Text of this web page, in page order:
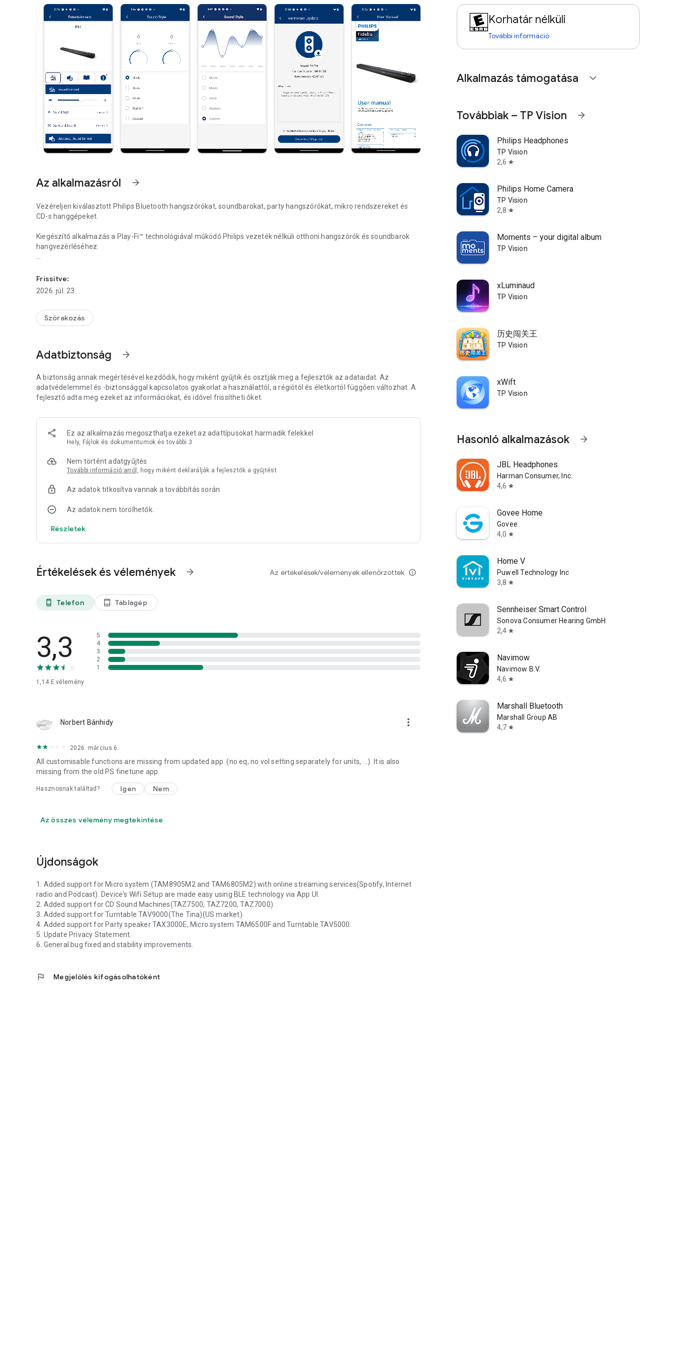
Az alkalmazásról arrow_forward
Vezéreljen kiválasztott Philips Bluetooth hangszórókat, soundbarokat, party hangszórókat, mikro rendszereket és
CD-s hanggépeket.
Kiegészítő alkalmazás a Play-Fi™ technológiával működő Philips vezeték nélküli otthoni hangszórók és soundbarok
hangvezérléséhez.
Támogatott termékek:
TAM6500 (不包含TAM6500F), TAV2500F, TAV2500C támogatás, The Stevie (átnevezve TAV3000), TAB5201,
S1000, S5000E, FT1, FA3, TAV9000D, TAV9000F, TAM4555 támogatás
X5000/X5000E, X2000, S7000/7000E, TAB6200, X4000, TAM4205M2/4505M2, TAV3000, S2000, TAB8200
TAM3505M2, TAM3205M2
TAB6309, TAB5309, TAB5109
TAB8507, TAB8907
TAFB1, TAFS1, TAFW1
TAW6505, TAW6205
TAB8205, TAB8405, TAB8505, TAB8805, TAB8905
B95, B97
Frissítve:
2026. júl. 23.
Szórakozás
Adatbiztonság arrow_forward
A biztonság annak megértésével kezdődik, hogy miként gyűjtik és osztják meg a fejlesztők az adataidat. Az
adatvédelemmel és -biztonsággal kapcsolatos gyakorlat a használattól, a régiótól és életkortól függően változhat. A
fejlesztő adta meg ezeket az információkat, és idővel frissítheti őket.
Ez az alkalmazás megoszthatja ezeket az adattípusokat harmadik felekkel
Hely, Fájlok és dokumentumok és további 3
Nem történt adatgyűjtés
További információ arról, hogy miként deklarálják a fejlesztők a gyűjtést
Az adatok titkosítva vannak a továbbítás során
Az adatok nem törölhetők.
Részletek
Értékelések és vélemények arrow_forward Az értékelések/vélemények ellenőrzöttek info_outline
phone_android Telefon tablet_android Táblagép
3,3
1,14 Evélemény
5
4
3
2
1
Norbert Bánhidy more_vert
2026. március 6.
All customisable functions are missing from updated app. (no eq, no vol setting separately for units, ...). It is also
missing from the old PS finetune app.
Hasznosnak találtad? Igen Nem
Az összes vélemény megtekintése
Újdonságok
1. Added support for Micro system (TAM8905M2 and TAM6805M2) with online streaming services(Spotify, Internet
radio and Podcast). Device's Wifi Setup are made easy using BLE technology via App UI.
2. Added support for CD Sound Machines(TAZ7500, TAZ7200, TAZ7000).
3. Added support for Turntable TAV9000(The Tina)(US market).
4. Added support for Party speaker TAX3000E, Micro system TAM6500F and Turntable TAV5000.
5. Update Privacy Statement.
6. General bug fixed and stability improvements.
flag Megjelölés kifogásolhatóként
Korhatár nélküli
További információ
Alkalmazás támogatása expand_more
Továbbiak – TP Vision arrow_forward
Philips Headphones
TP Vision
2,6 star
Philips Home Camera
TP Vision
2,8 star
Moments – your digital album
TP Vision
xLuminaud
TP Vision
历史闯关王
TP Vision
xWift
TP Vision
Hasonló alkalmazások arrow_forward
JBL Headphones
Harman Consumer, Inc.
4,6 star
Govee Home
Govee
4,0 star
Home V
Puwell Technology Inc
3,8 star
Sennheiser Smart Control
Sonova Consumer Hearing GmbH
2,4 star
Navimow
Navimow B.V.
4,6 star
Marshall Bluetooth
Marshall Group AB
4,7 star